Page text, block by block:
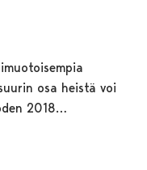
osa heistä voi
2018…